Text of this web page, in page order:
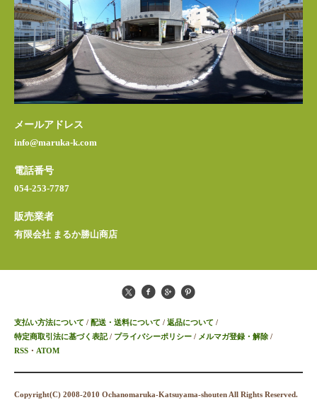
メールアドレス
info@maruka-k.com
電話番号
054-253-7787
販売業者
有限会社 まるか勝山商店
支払い方法について / 配送・送料について / 返品について /
特定商取引法に基づく表記/ プライバシーポリシー / メルマガ登録・解除 /
RSS ・ ATOM
Copyright(C) 2008-2010 Ochanomaruka-Katsuyama-shouten All Rights Reserved.